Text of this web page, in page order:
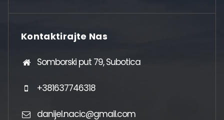
Kontaktirajte Nas
Somborski put 79, Subotica
+381637746318
danijel.nacic@gmail.com